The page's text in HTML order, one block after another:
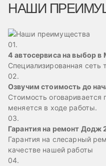
НАШИ
01.
4 автосервиса на выбор в
Специализированная сеть
02.
Озвучим стоимость до
Стоимость оговаривается
меняется в ходе работы.
03.
Гарантия на ремонт Додж
Гарантия на слесарный
качестве нашей работы
04.